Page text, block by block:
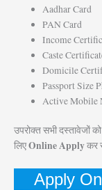
Aadhar Card
PAN Card
Income
Caste
Domicile
Passport Size
Active Mobile
उपरोक्त सभी दस्तावेजों
लिएOnline Applyकर
Apply